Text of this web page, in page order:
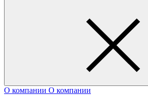
О компании О компании